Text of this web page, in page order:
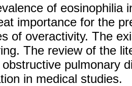
of eosinophilia
importance for the
of overactivity. The
The review of the
pulmonary
in medical studies.